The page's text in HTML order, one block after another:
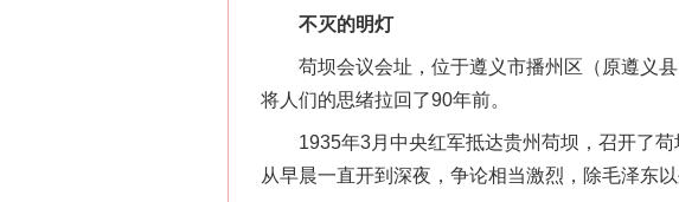
不灭的明灯
苟坝会议会址，位于遵义市播州区（原遵义县
将人们的思绪拉回了90年前。
1935年3月中央红军抵达贵州苟坝，召开了苟
从早晨一直开到深夜，争论相当激烈，除毛泽东